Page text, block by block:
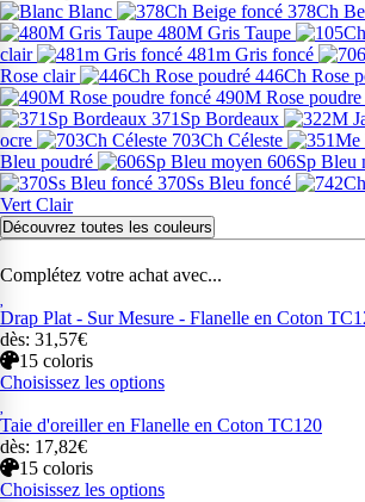
Blanc
378Ch
480M Gris Taupe
clair
481m Gris foncé
Rose clair
446Ch Rose
490M Rose
371Sp Bordeaux
ocre
703Ch Céleste
Bleu poudré
606Sp Bleu
370Ss Bleu foncé
Vert Clair
Découvrez toutes les couleurs
Complétez votre achat avec...
Drap Plat - Sur Mesure - Flanelle en Coton
dès: 31,57€
15 coloris
Choisissez les options
Taie d'oreiller en Flanelle en Coton TC120
dès: 17,82€
15 coloris
Choisissez les options